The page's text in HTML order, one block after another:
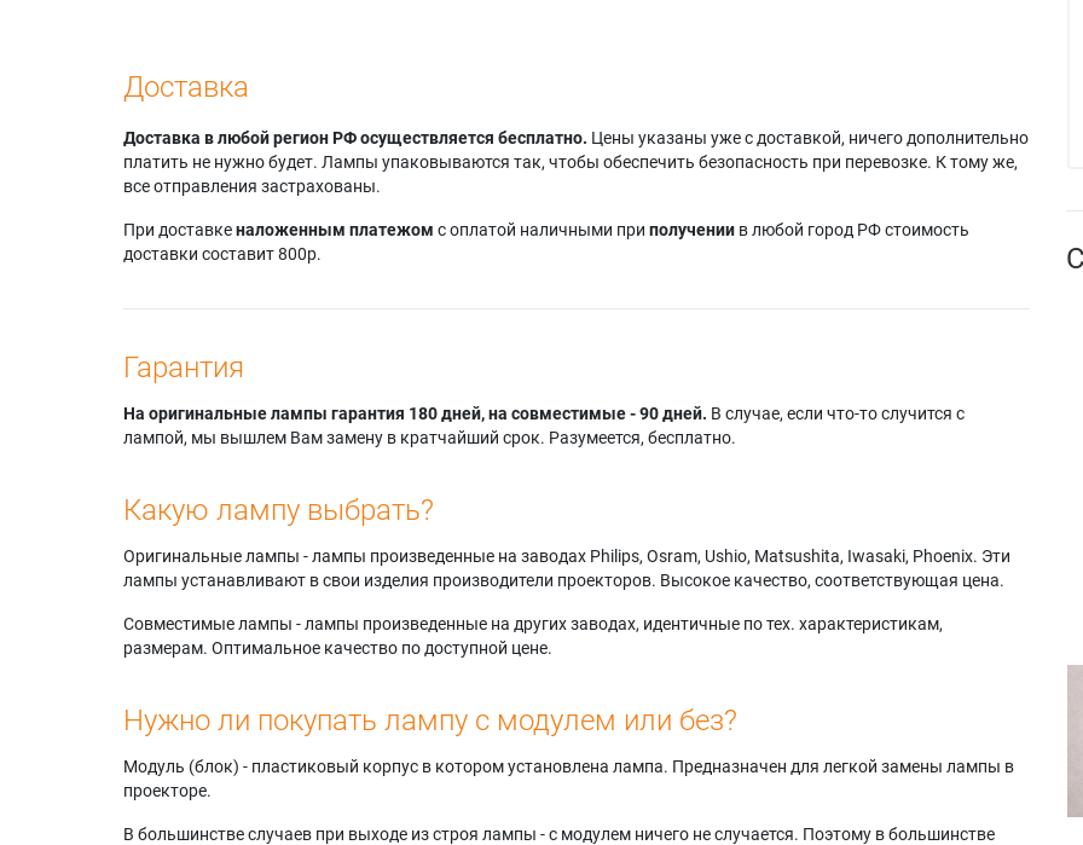
Доставка
Доставка в любой регион РФ осуществляется бесплатно. Цены указаны уже с доставкой, ничего дополнительно
платить не нужно будет. Лампы упаковываются так, чтобы обеспечить безопасность при перевозке. К тому же,
все отправления застрахованы.
При доставкеналоженным платежом с оплатой наличными при получении в любой город РФ стоимость
доставки составит 800р.
Гарантия
На оригинальные лампы гарантия 180 дней, на совместимые - 90 дней. В случае, если что-то случится с
лампой, мы вышлем Вам замену в кратчайший срок. Разумеется, бесплатно.
Какую лампу выбрать?
Оригинальные лампы - лампы произведенные на заводах Philips, Osram, Ushio, Matsushita, Iwasaki, Phoenix. Эти
лампы устанавливают в свои изделия производители проекторов. Высокое качество, соответствующая цена.
Совместимые лампы - лампы произведенные на других заводах, идентичные по тех. характеристикам,
размерам. Оптимальное качество по доступной цене.
Нужно ли покупать лампу с модулем или без?
Модуль (блок) - пластиковый корпус в котором установлена лампа. Предназначен для легкой замены лампы в
проекторе.
В большинстве случаев при выходе из строя лампы - с модулем ничего не случается. Поэтому в большинстве